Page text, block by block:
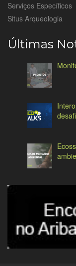
Serviços Específicos
Situs Arqueologia
Últimas